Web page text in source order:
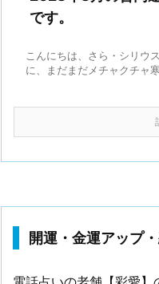
です。
こんにちは、さら・シリウ
に、まだまだメチャクチャ
開運・金運アップ